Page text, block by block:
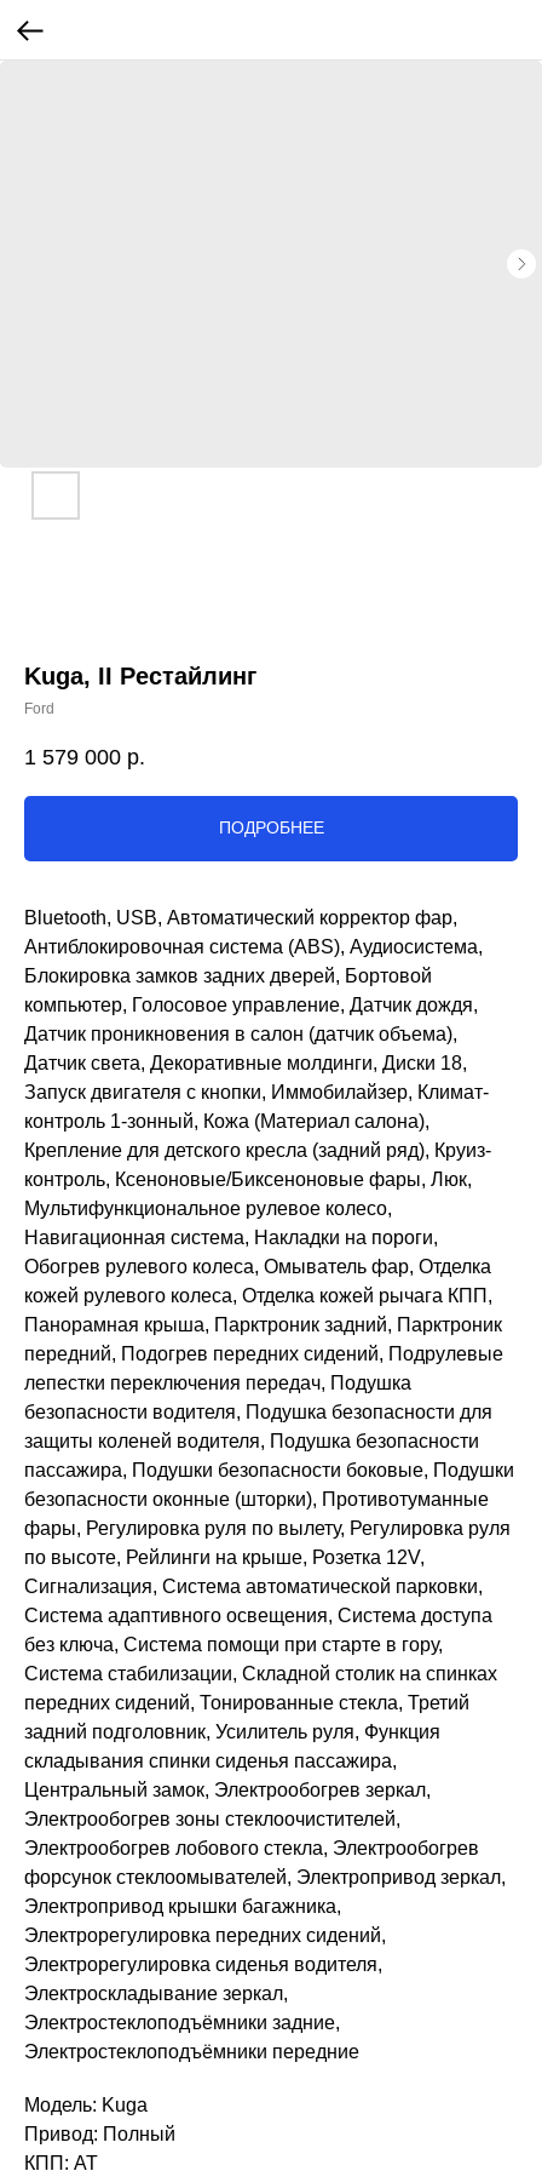
Kuga, II Рестайлинг
Ford
1 579 000 р.
ПОДРОБНЕЕ
Bluetooth, USB, Автоматический корректор фар,
Антиблокировочная система (ABS), Аудиосистема,
Блокировка замков задних дверей, Бортовой
компьютер, Голосовое управление, Датчик дождя,
Датчик проникновения в салон (датчик объема),
Датчик света, Декоративные молдинги, Диски 18,
Запуск двигателя с кнопки, Иммобилайзер, Климат-
контроль 1-зонный, Кожа (Материал салона),
Крепление для детского кресла (задний ряд), Круиз-
контроль, Ксеноновые/Биксеноновые фары, Люк,
Мультифункциональное рулевое колесо,
Навигационная система, Накладки на пороги,
Обогрев рулевого колеса, Омыватель фар, Отделка
кожей рулевого колеса, Отделка кожей рычага КПП,
Панорамная крыша, Парктроник задний, Парктроник
передний, Подогрев передних сидений, Подрулевые
лепестки переключения передач, Подушка
безопасности водителя, Подушка безопасности для
защиты коленей водителя, Подушка безопасности
пассажира, Подушки безопасности боковые, Подушки
безопасности оконные (шторки), Противотуманные
фары, Регулировка руля по вылету, Регулировка руля
по высоте, Рейлинги на крыше, Розетка 12V,
Сигнализация, Система автоматической парковки,
Система адаптивного освещения, Система доступа
без ключа, Система помощи при старте в гору,
Система стабилизации, Складной столик на спинках
передних сидений, Тонированные стекла, Третий
задний подголовник, Усилитель руля, Функция
складывания спинки сиденья пассажира,
Центральный замок, Электрообогрев зеркал,
Электрообогрев зоны стеклоочистителей,
Электрообогрев лобового стекла, Электрообогрев
форсунок стеклоомывателей, Электропривод зеркал,
Электропривод крышки багажника,
Электрорегулировка передних сидений,
Электрорегулировка сиденья водителя,
Электроскладывание зеркал,
Электростеклоподъёмники задние,
Электростеклоподъёмники передние
Модель: Kuga
Привод: Полный
КПП: AT